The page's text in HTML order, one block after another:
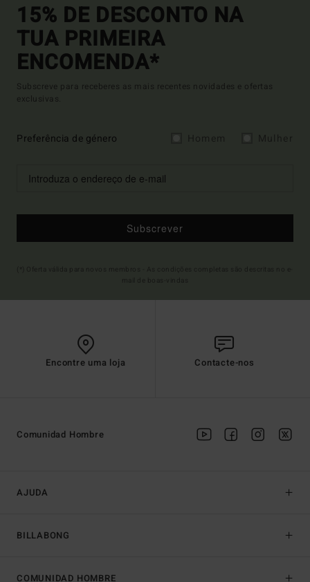
15% DE DESCONTO NA
TUA PRIMEIRA
ENCOMENDA*
Subscreve para receberes as mais recentes novidades e ofertas
exclusivas.
Preferência de género
Subscrever
Encontre uma loja Contacte-nos
AJUDA
BILLABONG
Comunidad Hombre
COMUNIDAD HOMBRE